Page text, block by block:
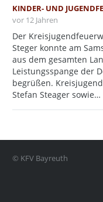
KINDER- UND
vor 12 Jahren
Der
Steger konnte am
aus dem gesamten
Leistungsspange der
begrüßen.
Stefan Steager sowie…
© KFV Bayreuth